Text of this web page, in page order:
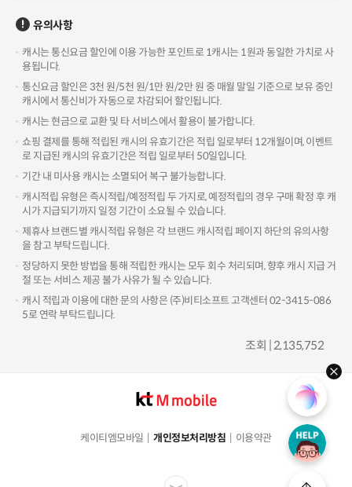
유의사항
캐시는 통신요금 할인에 이용 가능한 포인트로 1캐시는 1원과 동일한 가치로 사
용됩니다.
통신요금 할인은 3천 원/5천 원/1만 원/2만 원 중 매월 말일 기준으로 보유 중인
캐시에서 통신비가 자동으로 차감되어 할인됩니다.
캐시는 현금으로 교환 및 타 서비스에서 활용이 불가합니다.
쇼핑 결제를 통해 적립된 캐시의 유효기간은 적립 일로부터 12개월이며, 이벤트
로 지급된 캐시의 유효기간은 적립 일로부터 50일입니다.
기간 내 미사용 캐시는 소멸되어 복구 불가능합니다.
캐시적립 유형은 즉시적립/예정적립 두 가지로, 예정적립의 경우 구매 확정 후 캐
시가 지급되기까지 일정 기간이 소요될 수 있습니다.
제휴사 브랜드별 캐시적립 유형은 각 브랜드 캐시적립 페이지 하단의 유의사항
을 참고 부탁드립니다.
정당하지 못한 방법을 통해 적립한 캐시는 모두 회수 처리되며, 향후 캐시 지급 거
절 또는 서비스 제공 불가 사유가 될 수 있습니다.
캐시 적립과 이용에 대한 문의 사항은 (주)비티소프트 고객센터 02-3415-086
5로 연락 부탁드립니다.
조회 | 2,135,752
케이티엠모바일 개인정보처리방침 이용약관
help